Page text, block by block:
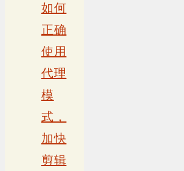
如何
正确
使用
代理
模
式，
加快
剪辑